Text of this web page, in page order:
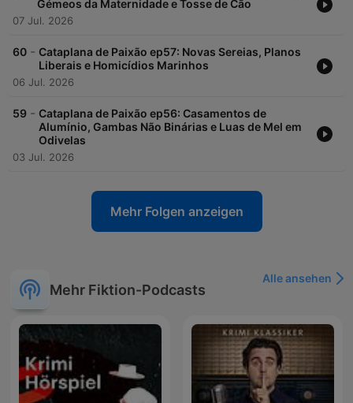
Gémeos da Maternidade e Tosse de Cão
07 Jul. 2026
60 - Cataplana de Paixão ep57: Novas Sereias, Planos
Liberais e Homicídios Marinhos
06 Jul. 2026
59 - Cataplana de Paixão ep56: Casamentos de
Alumínio, Gambas Não Binárias e Luas de Mel em
Odivelas
03 Jul. 2026
Mehr Folgen anzeigen
Mehr Fiktion-Podcasts
Alle ansehen